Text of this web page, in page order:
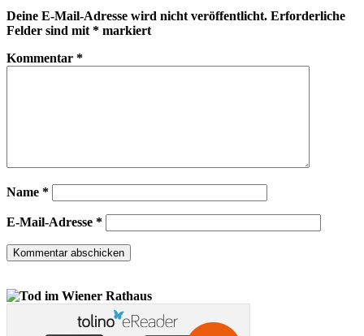
Deine E-Mail-Adresse wird nicht veröffentlicht. Erforderliche
Felder sind mit* markiert
Kommentar *
Name *
E-Mail-Adresse *